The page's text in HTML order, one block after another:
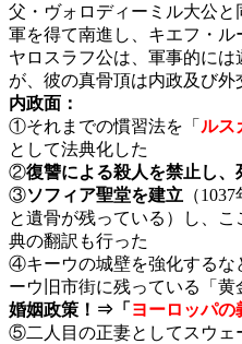
父・ヴォロディーミル大公
軍を得て南進し、キエフ・ル
ヤロスラフ公は、軍事的に
が、彼の真骨頂は内政及び外
内政面：
①それまでの慣習法を「 ルス
として法典化した
②復讐による殺人を禁止し、
③ソフィア聖堂を建立 （
と遺骨が残っている）し、
典の翻訳も行った
④キーウの城壁を強化するな
ーウ旧市街に残っている「黄
婚姻政策！⇒「 ヨーロッパの
⑤二人目の正妻としてスウェ